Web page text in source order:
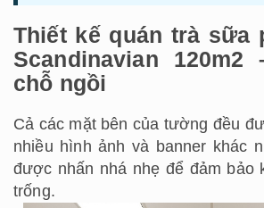
Thiết kế quán trà sữa
Scandinavian
chỗ ngồi
Cả các mặt bên của tường đều
nhiều hình ảnh và banner khác
được nhấn nhá nhẹ để đảm bảo
trống.